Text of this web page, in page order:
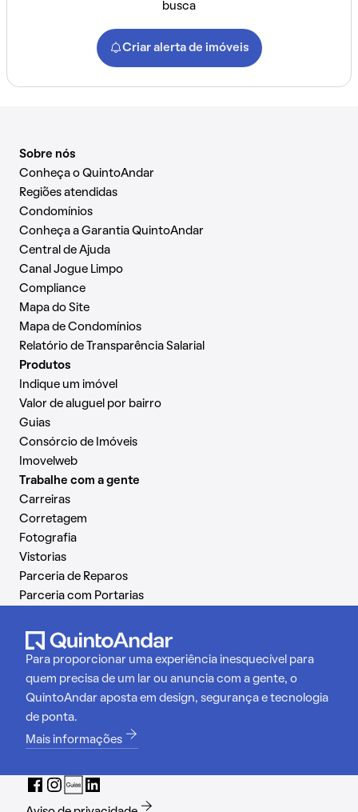
busca
Criar alerta de imóveis
Sobre nós
Conheça o QuintoAndar
Regiões atendidas
Condomínios
Conheça a Garantia QuintoAndar
Central de Ajuda
Canal Jogue Limpo
Compliance
Mapa do Site
Mapa de Condomínios
Relatório de Transparência Salarial
Produtos
Indique um imóvel
Valor de aluguel por bairro
Guias
Consórcio de Imóveis
Imovelweb
Trabalhe com a gente
Carreiras
Corretagem
Fotografia
Vistorias
Parceria de Reparos
Parceria com Portarias
Para proporcionar uma experiência inesquecível para
quem precisa de um lar ou anuncia com a gente, o
QuintoAndar aposta em design, segurança e tecnologia
de ponta.
Mais informações